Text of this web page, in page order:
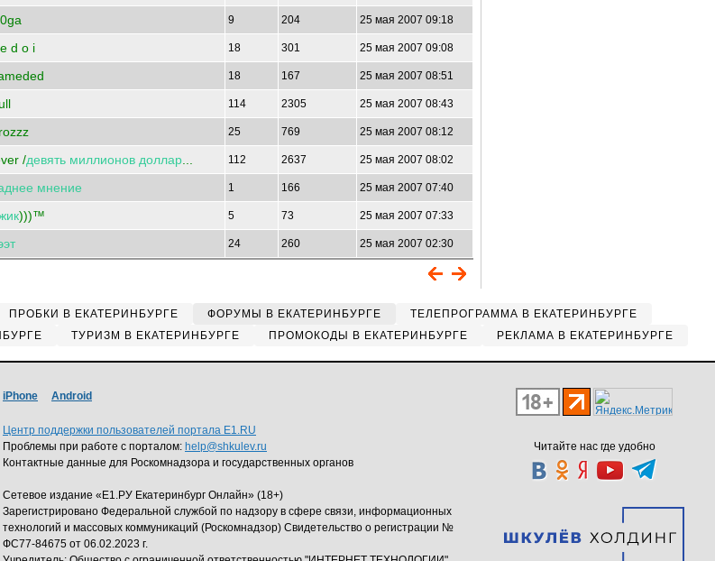
9 204 25 мая 2007 09:18
d o i 18 301 25 мая 2007 09:08
18 167 25 мая 2007 08:51
114 2305 25 мая 2007 08:43
25 769 25 мая 2007 08:12
/девять миллионов доллар 112 2637 25 мая 2007 08:02
мнение 1 166 25 мая 2007 07:40
)))™ 5 73 25 мая 2007 07:33
24 260 25 мая 2007 02:30
ПРОБКИ В ЕКАТЕРИНБУРГЕ ФОРУМЫ В ЕКАТЕРИНБУРГЕ
ТЕЛЕПРОГРАММА В ЕКАТЕРИНБУРГЕ
ТУРИЗМ В ЕКАТЕРИНБУРГЕ ПРОМОКОДЫ В ЕКАТЕРИНБУРГЕ РЕКЛАМА В ЕКАТЕРИНБУРГЕ
Читайте нас где удобно
iPhone Android
Центр поддержки пользователей портала E1.RU
Проблемы при работе с порталом: help@shkulev.ru
Контактные данные для Роскомнадзора и государственных органов
Сетевое издание «Е1.РУ Екатеринбург Онлайн» (18+)
Зарегистрировано Федеральной службой по надзору в сфере связи, информационных
технологий и массовых коммуникаций (Роскомнадзор) Свидетельство о регистрации №
ФС77-84675 от 06.02.2023 г.